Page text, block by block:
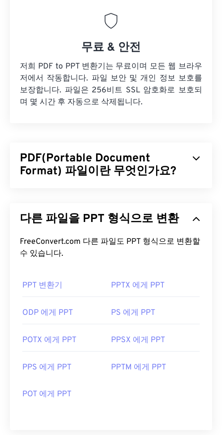
무료 & 안전
저희 PDF to PPT 변환기는 무료이며 모든 웹 브라우
저에서 작동합니다. 파일 보안 및 개인 정보 보호를
보장합니다. 파일은 256비트 SSL 암호화로 보호되
며 몇 시간 후 자동으로 삭제됩니다.
PDF(Portable Document
Format) 파일이란 무엇인가요?
로, 오늘날 가장 널리 사용되는 파일 형식 중 하나입
그대로 유지할 수 있기 때문입니다. PDF 파일은 어떤
기기나 운영 체제에서든 항상 동일하게 표시됩니다.
PDF 파일을 어떻게 여나요?
Adobe Acrobat Reader를
사용합니다. Adobe는
연 가장인기 있는 무료 PDF 리더 입니다. 사용하기
는 전혀 어렵지 않지만, 제 생각에는 불필요하거나 원
프로그램입니다.
PDF 파일을 자동으로 열 수 있습니다. 추가 기능이나
다른 파일을 PPT 형식으로 변환
FreeConvert.com 다른 파일도 PPT 형식으로 변환할
수 있습니다.
PPT 변환기 PPTX 에게 PPT
ODP 에게 PPT PS 에게 PPT
POTX 에게 PPT PPSX 에게 PPT
PPS 에게 PPT PPTM 에게 PPT
POT 에게 PPT